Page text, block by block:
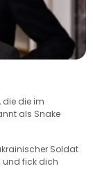
die die im
als Snake
Soldat
und fick dich